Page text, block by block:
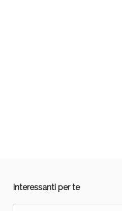
Interessanti per te